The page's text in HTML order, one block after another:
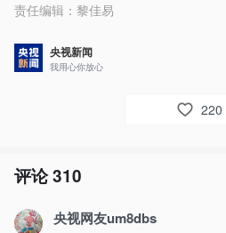
责任编辑： 黎佳易
央视新闻
我用心你放心
220
评论310
央视网友um8dbs